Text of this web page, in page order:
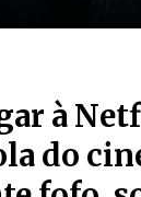
à
do